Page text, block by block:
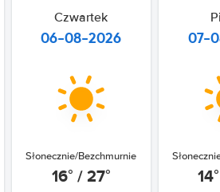
Czwartek
06-08-2026
Słonecznie/Bezchmurnie
16° / 27°
07-